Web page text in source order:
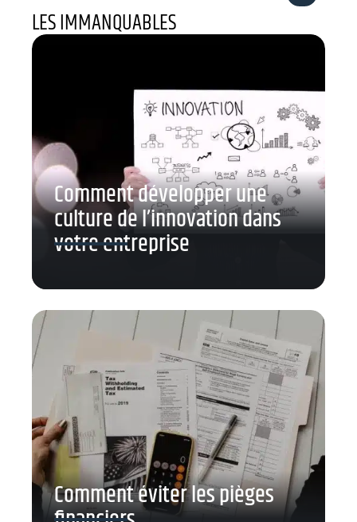
LES IMMANQUABLES
Comment développer une
culture de l’innovation dans
votre entreprise
Comment éviter les pièges